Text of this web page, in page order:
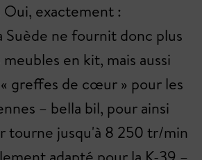
exactement :
Suède ne fournit donc plus
en kit, mais aussi
greffes de cœur » pour les
– bella bil, pour ainsi
tourne jusqu'à 8 250 tr/min